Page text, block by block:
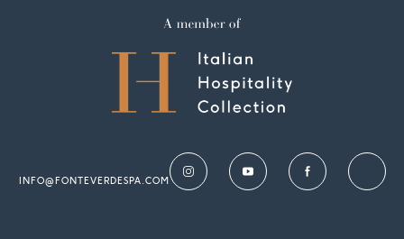
INFO@FONTEVERDESPA.COM